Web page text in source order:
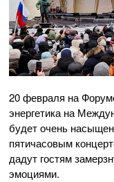
20 февраля на
энергетика на
будет очень
пятичасовым
дадут гостям
эмоциями.